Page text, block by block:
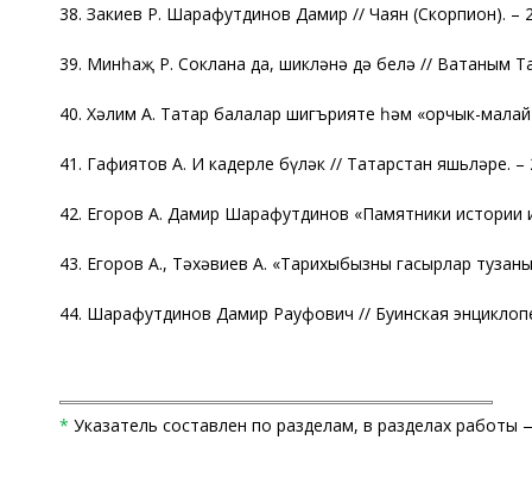
38. Закиев Р. Шарафутдинов Дамир // Чаян (Скорпион). –
39. Минһаҗ Р. Соклана да, шикләнә дә белә // Ватаным
40. Хәлим А. Татар балалар шигърияте һәм «орчык-
41. Гафиятов А. Иң кадерле бүләк // Татарстан яшьләре. –
42. Егоров А. Дамир Шарафутдинов «Памятники
43. Егоров А., Тәхәвиев А. «Тарихыбызны гасырлар
44. Шарафутдинов Дамир Рауфович // Буинская
* Указатель составлен по разделам, в разделах работы